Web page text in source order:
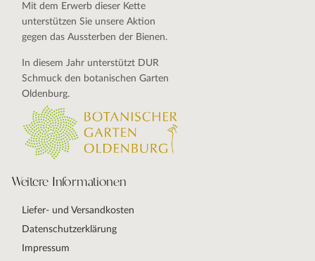
Mit dem Erwerb dieser Kette
unterstützen Sie unsere Aktion
gegen das Aussterben der Bienen.
In diesem Jahr unterstützt DUR
Schmuck den botanischen Garten
Oldenburg.
Weitere Informationen
Liefer- und Versandkosten
Datenschutzerklärung
Impressum